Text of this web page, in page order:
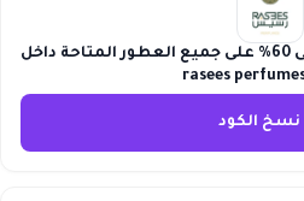
كود خصم رسيس للعطور حتى 60% على جميع العطور المتاحة داخل
نسخ الكود